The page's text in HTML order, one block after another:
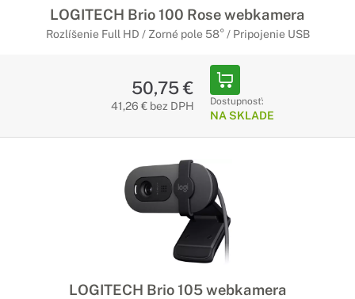
LOGITECH Brio 100 Rose webkamera
Rozlíšenie Full HD / Zorné pole 58° / Pripojenie USB
50,75 €
41,26 € bez DPH Dostupnosť:
NA SKLADE
LOGITECH Brio 105 webkamera